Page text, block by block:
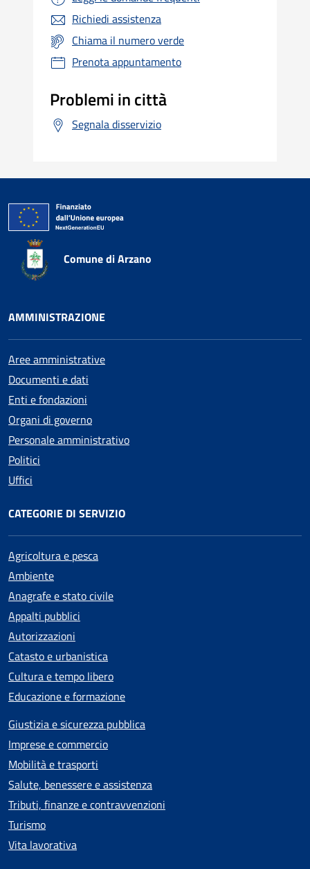
Richiedi assistenza
Chiama il numero verde
Prenota appuntamento
Problemi in città
Segnala disservizio
Comune di Arzano
AMMINISTRAZIONE
Aree amministrative
Documenti e dati
Enti e fondazioni
Organi di governo
Personale amministrativo
Politici
Uffici
CATEGORIE DI SERVIZIO
Agricoltura e pesca
Ambiente
Anagrafe e stato civile
Appalti pubblici
Autorizzazioni
Catasto e urbanistica
Cultura e tempo libero
Educazione e formazione
Giustizia e sicurezza pubblica
Imprese e commercio
Mobilità e trasporti
Salute, benessere e assistenza
Tributi, finanze e contravvenzioni
Turismo
Vita lavorativa